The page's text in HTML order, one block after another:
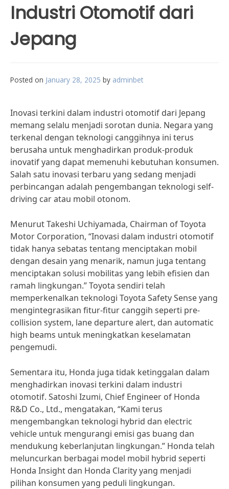
Industri Otomotif dari
Jepang
Posted on January 28, 2025 by adminbet
Inovasi terkini dalam industri otomotif dari Jepang
memang selalu menjadi sorotan dunia. Negara yang
terkenal dengan teknologi canggihnya ini terus
berusaha untuk menghadirkan produk-produk
inovatif yang dapat memenuhi kebutuhan konsumen.
Salah satu inovasi terbaru yang sedang menjadi
perbincangan adalah pengembangan teknologi self-
driving car atau mobil otonom.
Menurut Takeshi Uchiyamada, Chairman of Toyota
Motor Corporation, “Inovasi dalam industri otomotif
tidak hanya sebatas tentang menciptakan mobil
dengan desain yang menarik, namun juga tentang
menciptakan solusi mobilitas yang lebih efisien dan
ramah lingkungan.” Toyota sendiri telah
memperkenalkan teknologi Toyota Safety Sense yang
mengintegrasikan fitur-fitur canggih seperti pre-
collision system, lane departure alert, dan automatic
high beams untuk meningkatkan keselamatan
pengemudi.
Sementara itu, Honda juga tidak ketinggalan dalam
menghadirkan inovasi terkini dalam industri
otomotif. Satoshi Izumi, Chief Engineer of Honda
R&D Co., Ltd., mengatakan, “Kami terus
mengembangkan teknologi hybrid dan electric
vehicle untuk mengurangi emisi gas buang dan
mendukung keberlanjutan lingkungan.” Honda telah
meluncurkan berbagai model mobil hybrid seperti
Honda Insight dan Honda Clarity yang menjadi
pilihan konsumen yang peduli lingkungan.